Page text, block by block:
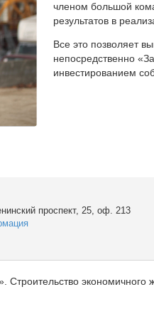
членом большой
результатов в
Все это позволяет
непосредственно
инвестированием
проспект, 25, оф. 213